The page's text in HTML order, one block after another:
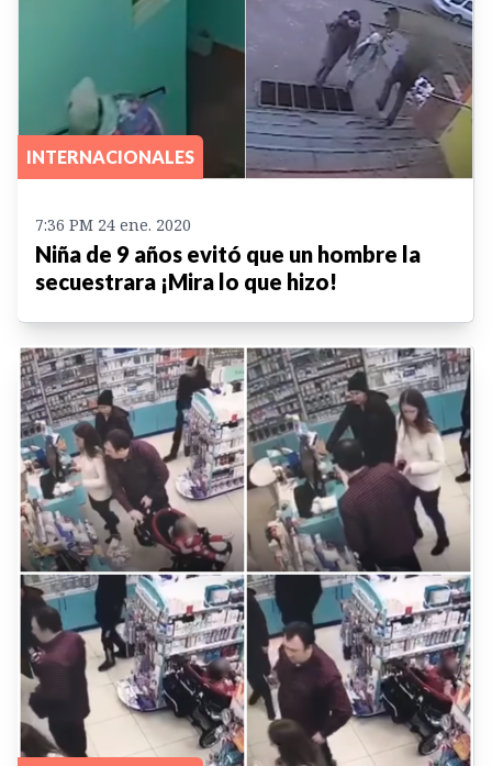
INTERNACIONALES
7:36 PM 24 ene. 2020
Niña de 9 años evitó que un hombre la
secuestrara ¡Mira lo que hizo!